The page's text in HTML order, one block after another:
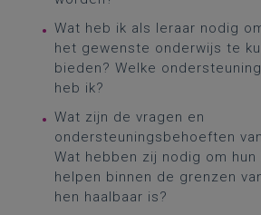
Wat heb ik als leraar nodig
het gewenste onderwijs te
bieden? Welke
heb ik?
Wat zijn de vragen en
ondersteuningsbehoeften
Wat hebben zij nodig om hun
helpen binnen de grenzen
hen haalbaar is?